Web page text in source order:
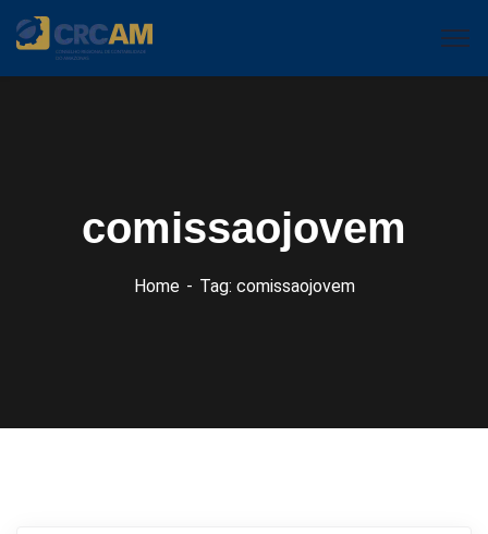
comissaojovem
Home Tag: comissaojovem